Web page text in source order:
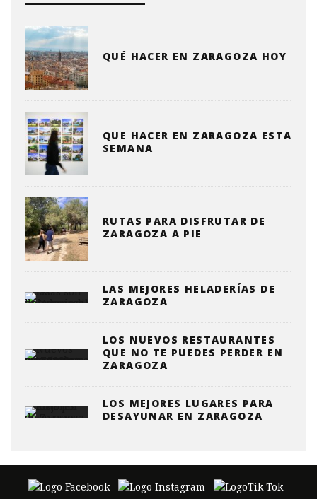
QUÉ HACER EN ZARAGOZA HOY
QUE HACER EN ZARAGOZA ESTA
SEMANA
RUTAS PARA DISFRUTAR DE
ZARAGOZA A PIE
LAS MEJORES HELADERÍAS DE
ZARAGOZA
LOS NUEVOS RESTAURANTES
QUE NO TE PUEDES PERDER EN
ZARAGOZA
LOS MEJORES LUGARES PARA
DESAYUNAR EN ZARAGOZA